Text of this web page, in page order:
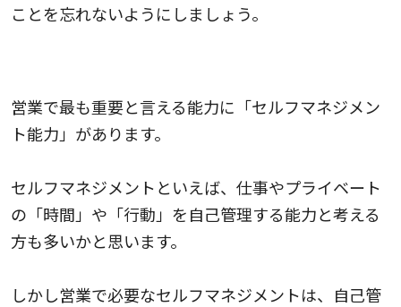
ことを忘れないようにしましょう。
営業で最も重要と言える能力に「セルフマネジメン
ト能力」があります。
セルフマネジメントといえば、仕事やプライベート
の「時間」や「行動」を自己管理する能力と考える
方も多いかと思います。
しかし営業で必要なセルフマネジメントは、自己管